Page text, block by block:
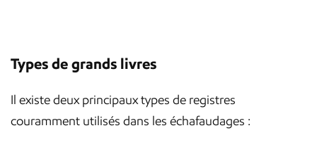
Types de grands livres
Il existe deux principaux types de registres
couramment utilisés dans les échafaudages :